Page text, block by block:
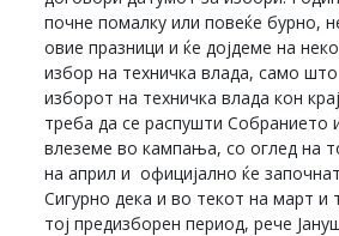
почне помалку или повеќе бурно,
овие празници и ќе дојдеме на
избор на техничка влада, само што
изборот на техничка влада кон
треба да се распушти Собранието
влеземе во кампања, со оглед на
на април и официјално ќе
Сигурно дека и во текот на март и
тој предизборен период, рече